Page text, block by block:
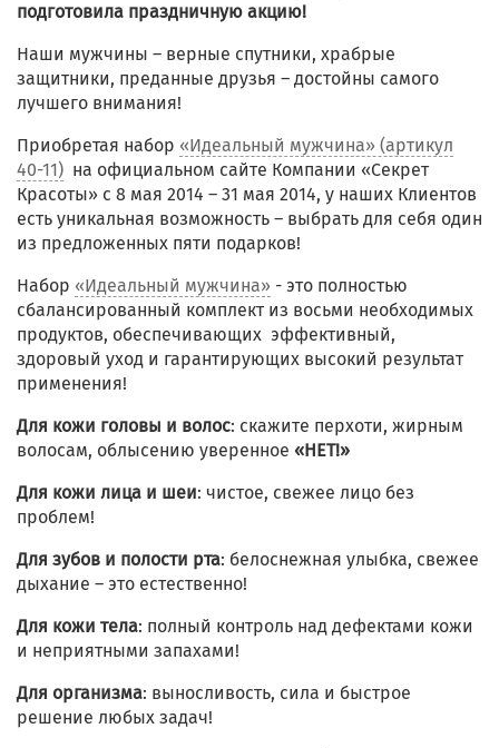
подготовила праздничную акцию!
Наши мужчины – верные спутники, храбрые
защитники, преданные друзья – достойны самого
лучшего внимания!
Приобретая набор «Идеальный мужчина» (артикул
40-11) на официальном сайте Компании «Секрет
Красоты» с 8 мая 2014 – 31 мая 2014, у наших Клиентов
есть уникальная возможность – выбрать для себя один
из предложенных пяти подарков!
Набор «Идеальный мужчина» - это полностью
сбалансированный комплект из восьми необходимых
продуктов, обеспечивающих эффективный,
здоровый уход и гарантирующих высокий результат
применения!
Для кожи головы и волос: скажите перхоти, жирным
волосам, облысению уверенное «НЕТ!»
Для кожи лица и шеи: чистое, свежее лицо без
проблем!
Для зубов и полости рта: белоснежная улыбка, свежее
дыхание – это естественно!
Для кожи тела: полный контроль над дефектами кожи
и неприятными запахами!
Для организма: выносливость, сила и быстрое
решение любых задач!